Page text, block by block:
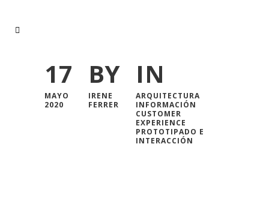
Blog de diseño experiencia de usuario
17
MAYO
2020
BY
IRENE
FERRER
IN
ARQUITECTURA
INFORMACIÓN
CUSTOMER
EXPERIENCE
PROTOTIPADO E
INTERACCIÓN